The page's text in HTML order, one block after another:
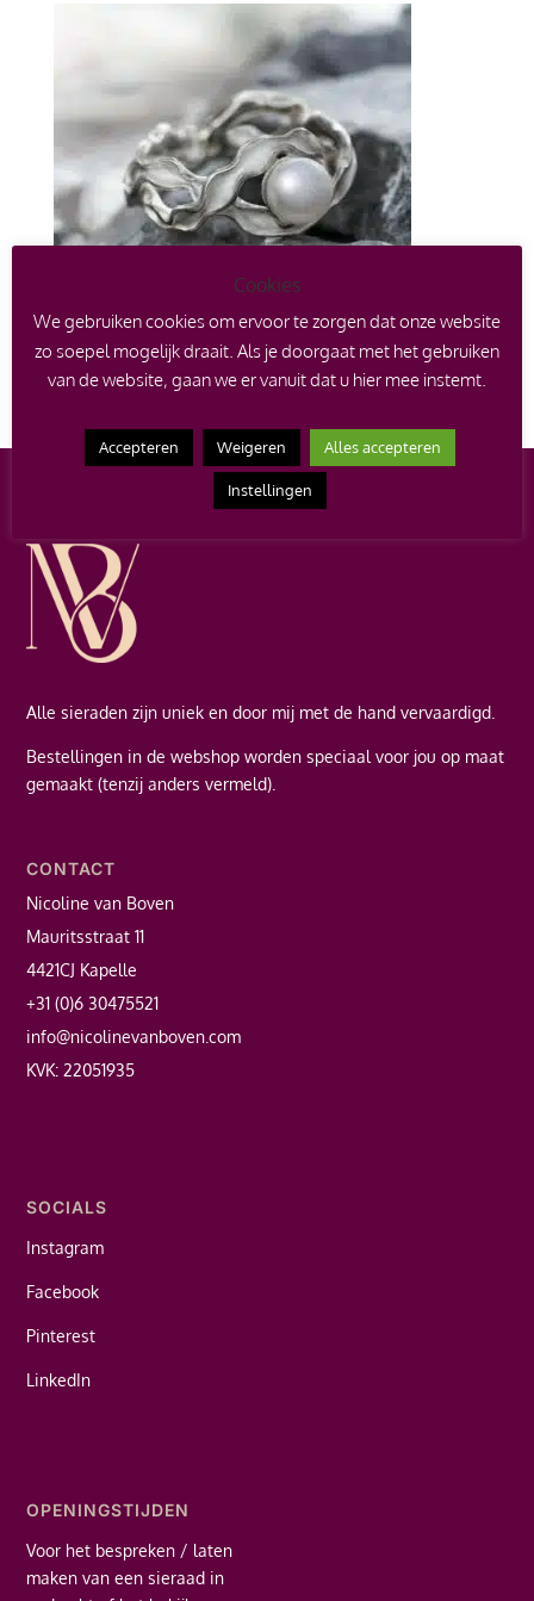
Alle sieraden zijn uniek en door mij met de hand vervaardigd.
Bestellingen in de webshop worden speciaal voor jou op maat
gemaakt (tenzij anders vermeld).
CONTACT
Nicoline van Boven
Mauritsstraat 11
4421CJ Kapelle
+31 (0)6 30475521
info@nicolinevanboven.com
KVK: 22051935
SOCIALS
Instagram
Facebook
Pinterest
LinkedIn
OPENINGSTIJDEN
Voor het bespreken / laten
maken van een sieraad in
Cookies
We gebruiken cookies om ervoor te zorgen dat onze website
zo soepel mogelijk draait. Als je doorgaat met het gebruiken
van de website, gaan we er vanuit dat u hier mee instemt.
Accepteren Weigeren Alles accepteren
Instellingen